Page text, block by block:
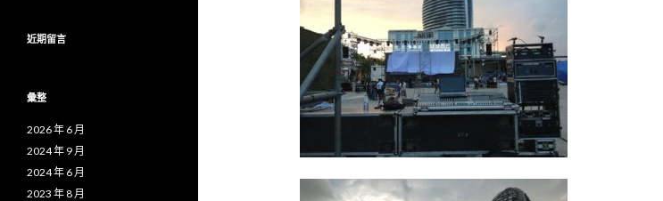
近期留言
彙整
2026 年 6 月
2024 年 9 月
2024 年 6 月
2023 年 8 月